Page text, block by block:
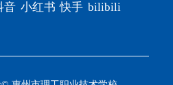
音 小红书 快手 bilibili